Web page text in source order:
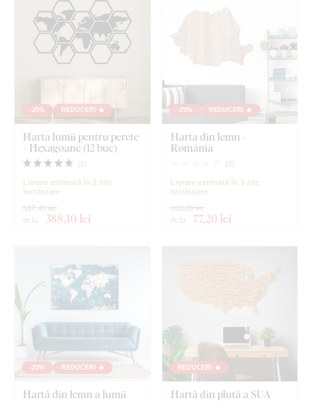
-25% REDUCERI 🔥
Harta lumii pentru perete
- Hexagoane (12 buc)
( 1 )
Livrare estimată în 2 zile
lucrătoare
de la 388,10 lei
517,40 lei
-25% REDUCERI 🔥
Harta din lemn -
România
( 0)
Livrare estimată în 3 zile
lucrătoare
de la 77,20 lei
103,00 lei
-25% REDUCERI 🔥
Hartă din lemn a lumii
REDUCERI 🔥
Hartă din plută a SUA